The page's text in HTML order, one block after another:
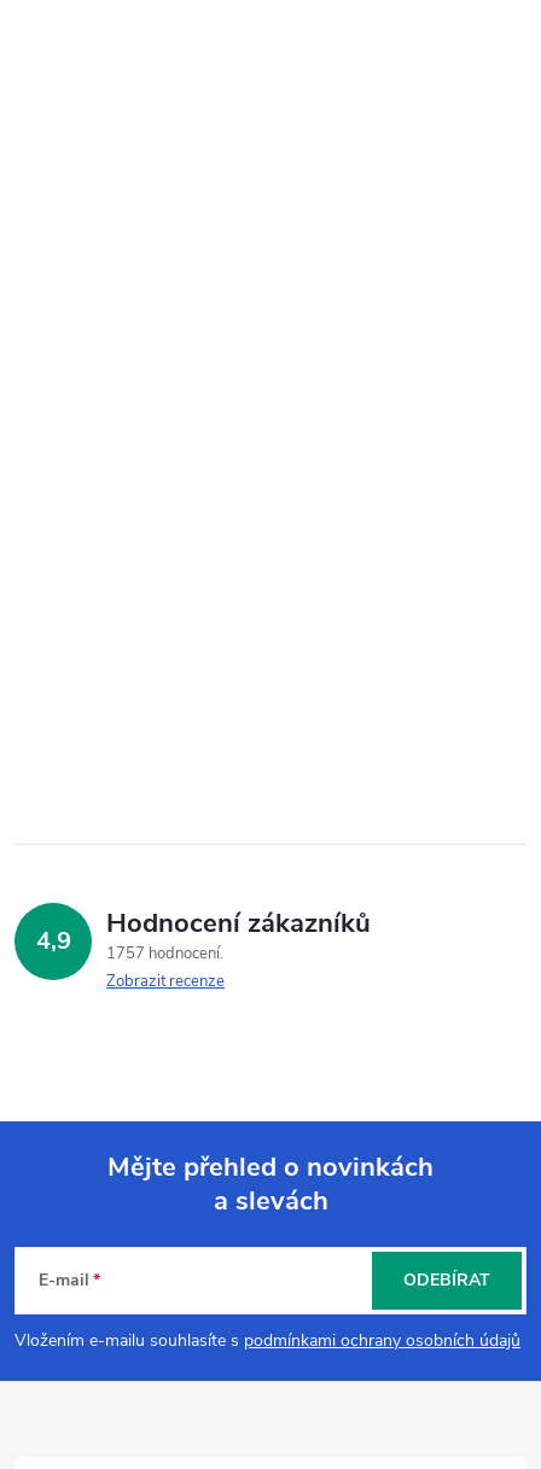
4,9 Hodnocení zákazníků
1757 hodnocení
Zobrazit recenze
p
a
Mějte přehled o novinkách
a slevách
E-mail
Vložením e-mailu souhlasíte s podmínkami ochrany osobních údajů
ODEBÍRAT